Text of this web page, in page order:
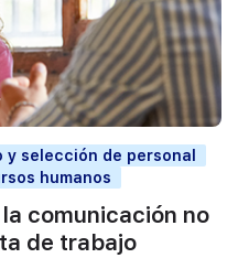
y selección de personal
humanos
comunicación no
de trabajo